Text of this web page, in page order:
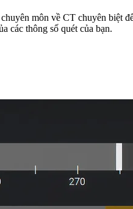
môn về CT chuyên biệt
các thông số quét của bạn.